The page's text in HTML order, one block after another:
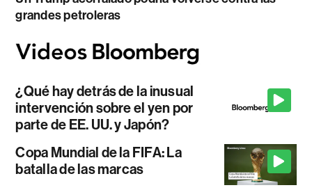
grandes petroleras
¿Qué hay detrás de la inusual
intervención sobre el yen por
parte de EE. UU. y Japón?
Copa Mundial de la FIFA: La
batalla de las marcas